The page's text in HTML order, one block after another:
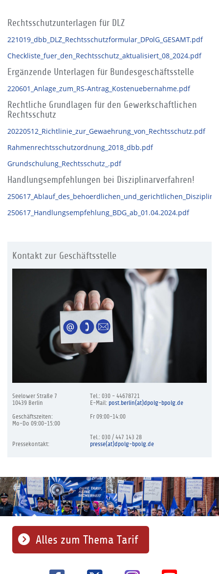
Rechtsschutzunterlagen für DLZ
221019_dbb_DLZ_Rechtsschutzformular_DPolG_GESAMT.pdf
Checkliste_fuer_den_Rechtsschutz_aktualisiert_08_2024.pdf
Ergänzende Unterlagen für Bundesgeschäftsstelle
220601_Anlage_zum_RS-Antrag_Kostenuebernahme.pdf
Rechtliche Grundlagen für den Gewerkschaftlichen
Rechtsschutz
20220512_Richtlinie_zur_Gewaehrung_von_Rechtsschutz.pdf
Rahmenrechtsschutzordnung_2018_dbb.pdf
Grundschulung_Rechtsschutz_.pdf
Handlungsempfehlungen bei Disziplinarverfahren!
250617_Handlungsempfehlung_BDG_ab_01.04.2024.pdf
Kontakt zur Geschäftsstelle
Seelower Straße 7
10439 Berlin
Geschäftszeiten:
Mo-Do 09:00-15:00
Pressekontakt:
Tel.: 030 - 44678721
E-Mail: post.berlin(at)dpolg-bpolg.de
Fr 09:00-14:00
Tel.: 030 / 447 143 28
presse(at)dpolg-bpolg.de
Alles zum Thema Tarif